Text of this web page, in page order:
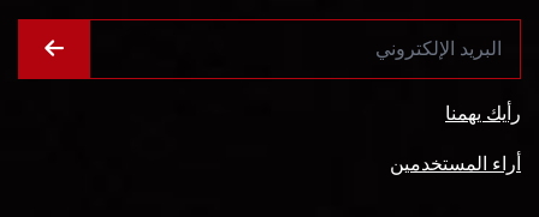
رأيك يهمنا
أراء المستخدمين